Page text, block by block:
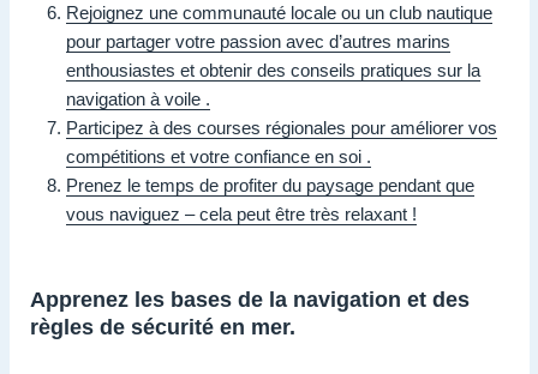
Rejoignez une communauté locale ou un club nautique
pour partager votre passion avec d’autres marins
enthousiastes et obtenir des conseils pratiques sur la
navigation à voile .
Participez à des courses régionales pour améliorer vos
compétitions et votre confiance en soi .
Prenez le temps de profiter du paysage pendant que
vous naviguez – cela peut être très relaxant !
Apprenez les bases de la navigation et des
règles de sécurité en mer.